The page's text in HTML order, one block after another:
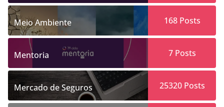
Meio Ambiente 168Posts
Mentoria 7Posts
Mercado de Seguros 25320Posts